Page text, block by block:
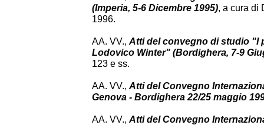
(Imperia, 5-6 Dicembre 1995), a cura di
1996.
AA. VV., Atti del convegno di studio "I
Lodovico Winter" (Bordighera, 7-9
123 e ss.
AA. VV., Atti del Convegno
Genova - Bordighera 22/25 maggio
AA. VV., Atti del Convegno